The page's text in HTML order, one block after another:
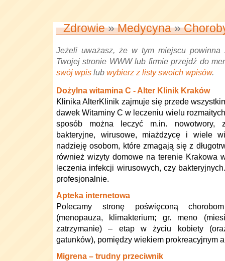
Zdrowie»Medycyna»
Jeżeli uważasz, że w tym miejscu powinna
Twojej stronie WWW lub firmie przejdź do
swój wpis lub wybierz z listy swoich wpisów.
Dożylna witamina C - Alter Klinik Kraków
Klinika AlterKlinik zajmuje się przede
dawek Witaminy C w leczeniu wielu
sposób można leczyć m.in. nowotwory,
bakteryjne, wirusowe, miażdzycę i wiele
nadzieję osobom, które zmagają się z
również wizyty domowe na terenie Krakowa
leczenia infekcji wirusowych, czy
profesjonalnie.
Apteka internetowa
Polecamy stronę poświęconą
(menopauza, klimakterium; gr. meno
zatrzymanie) – etap w życiu kobiety
gatunków), pomiędzy wiekiem prokreacyjnym
Migrena – trudny przeciwnik